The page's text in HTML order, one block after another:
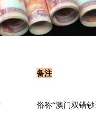
备注
俗称“澳门双错钞